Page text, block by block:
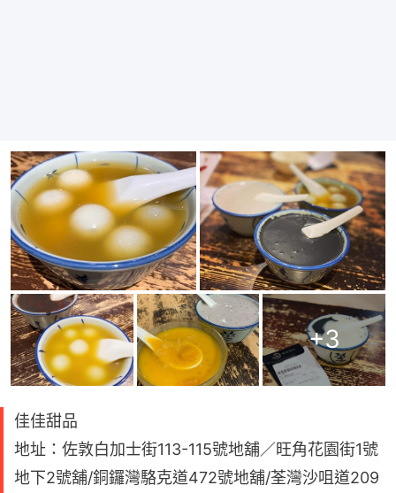
+3
佳佳甜品
地址：佐敦白加士街113-115號地舖／旺角花園街1號
地下2號舖/銅鑼灣駱克道472號地舖/荃灣沙咀道209